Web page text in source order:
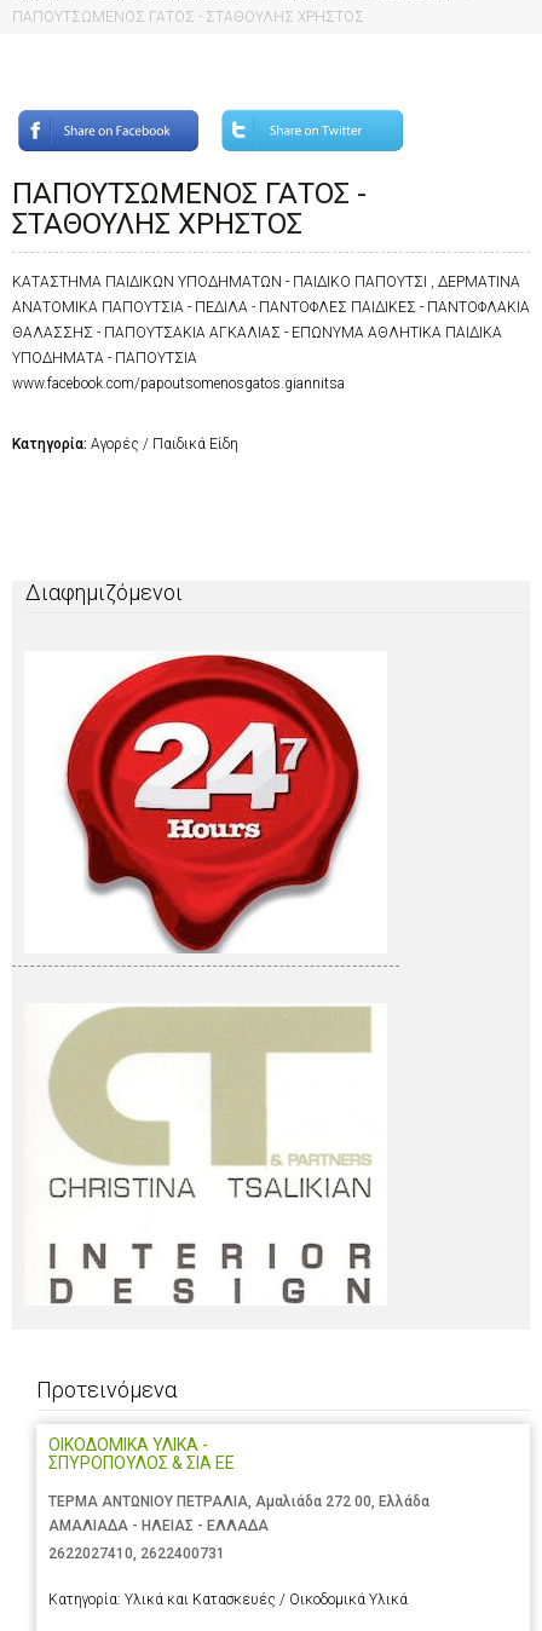
ΠΑΠΟΥΤΣΩΜΕΝΟΣ ΓΑΤΟΣ - ΣΤΑΘΟΥΛΗΣ ΧΡΗΣΤΟΣ
ΠΑΠΟΥΤΣΩΜΕΝΟΣ ΓΑΤΟΣ -
ΣΤΑΘΟΥΛΗΣ ΧΡΗΣΤΟΣ
ΚΑΤΑΣΤΗΜΑ ΠΑΙΔΙΚΩΝ ΥΠΟΔΗΜΑΤΩΝ - ΠΑΙΔΙΚΟ ΠΑΠΟΥΤΣΙ , ΔΕΡΜΑΤΙΝΑ
ΑΝΑΤΟΜΙΚΑ ΠΑΠΟΥΤΣΙΑ - ΠΕΔΙΛΑ - ΠΑΝΤΟΦΛΕΣ ΠΑΙΔΙΚΕΣ - ΠΑΝΤΟΦΛΑΚΙΑ
ΘΑΛΑΣΣΗΣ - ΠΑΠΟΥΤΣΑΚΙΑ ΑΓΚΑΛΙΑΣ - ΕΠΩΝΥΜΑ ΑΘΛΗΤΙΚΑ ΠΑΙΔΙΚΑ
ΥΠΟΔΗΜΑΤΑ - ΠΑΠΟΥΤΣΙΑ
www.facebook.com/papoutsomenosgatos.giannitsa
Κατηγορία: Αγορές / Παιδικά Είδη
Διαφημιζόμενοι
Προτεινόμενα
ΟΙΚΟΔΟΜΙΚΑ ΥΛΙΚΑ -
ΣΠΥΡΟΠΟΥΛΟΣ & ΣΙΑ ΕΕ
ΤΕΡΜΑ ΑΝΤΩΝΙΟΥ ΠΕΤΡΑΛΙΑ, Αμαλιάδα 272 00, Ελλάδα
ΑΜΑΛΙΑΔΑ - ΗΛΕΙΑΣ - ΕΛΛΑΔΑ
2622027410 2622400731
Κατηγορία: Υλικά και Κατασκευές / Οικοδομικά Υλικά